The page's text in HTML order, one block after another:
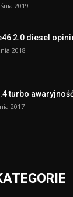
2019
2.0 diesel
2018
turbo
2017